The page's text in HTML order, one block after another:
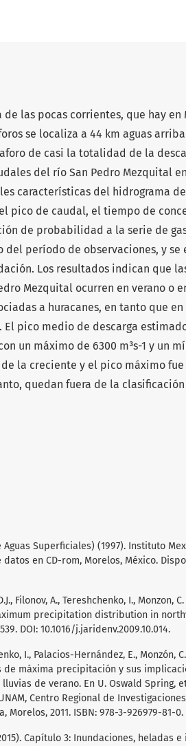
de las pocas corrientes, que hay
se localiza a 44 km aguas
de casi la totalidad de la
del río San Pedro Mezquital
características del hidrograma
pico de caudal, el tiempo de
de probabilidad a la serie de
del período de observaciones, y
Los resultados indican que
Mezquital ocurren en verano o
a huracanes, en tanto que
pico medio de descarga
un máximo de 6300 m³s-1 y un
la creciente y el pico máximo
quedan fuera de la
Superficiales) (1997). Instituto
datos en CD-rom, Morelos, México.
Filonov, A., Tereshchenko, I., Monzon,
precipitation distribution in
DOI: 10.1016/j.jaridenv.2009.10.014.
I., Palacios-Hernández, E., Monzón,
máxima precipitación y sus
de verano. En U. Oswald Spring,
Centro Regional de
Morelos, 2011. ISBN: 978-3-926979-81-0.
Capítulo 3: Inundaciones, heladas